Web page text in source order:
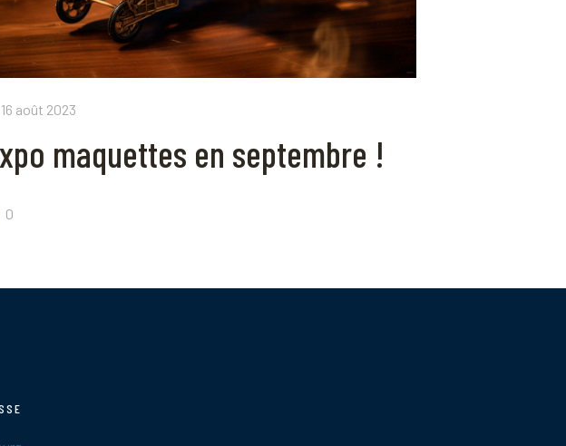
16 août 2023
maquettes en septembre !
0